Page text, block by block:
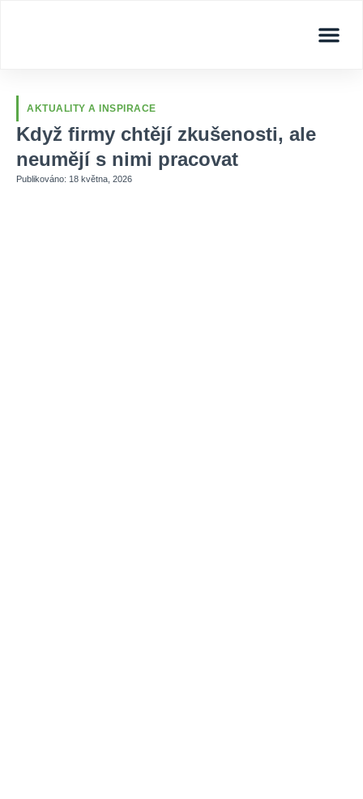
AKTUALITY A INSPIRACE
Když firmy chtějí zkušenosti, ale
neumějí s nimi pracovat
Publikováno: 18 května, 2026